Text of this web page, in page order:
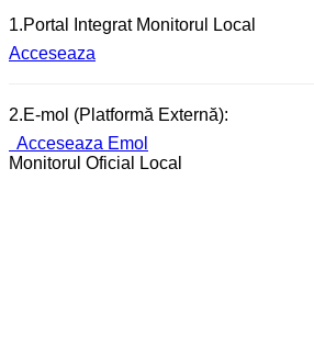
1.Portal Integrat Monitorul Local
Acceseaza
2.E-mol (Platformă Externă):
Acceseaza Emol
Monitorul Oficial Local